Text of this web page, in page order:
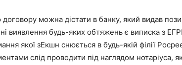
договору можна дістати в банку, який видав
виявлення будь-яких обтяжень є виписка з
якої зЕкшн снюється в будь-якій філії
слід проводити під наглядом нотаріуса,